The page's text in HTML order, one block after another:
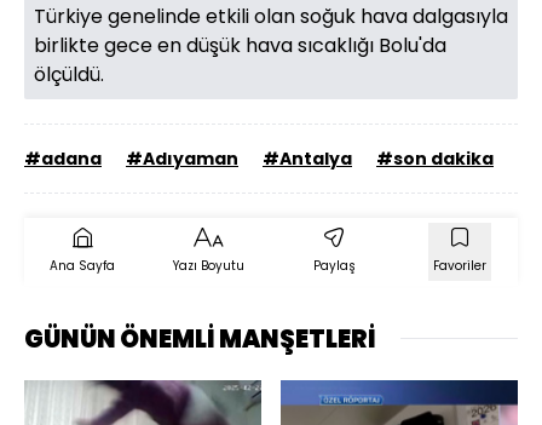
Türkiye genelinde etkili olan soğuk hava dalgasıyla
birlikte gece en düşük hava sıcaklığı Bolu'da
ölçüldü.
#adana #Adıyaman #Antalya #son dakika
Ana Sayfa Yazı Boyutu Paylaş Favoriler
GÜNÜN ÖNEMLİ MANŞETLERİ